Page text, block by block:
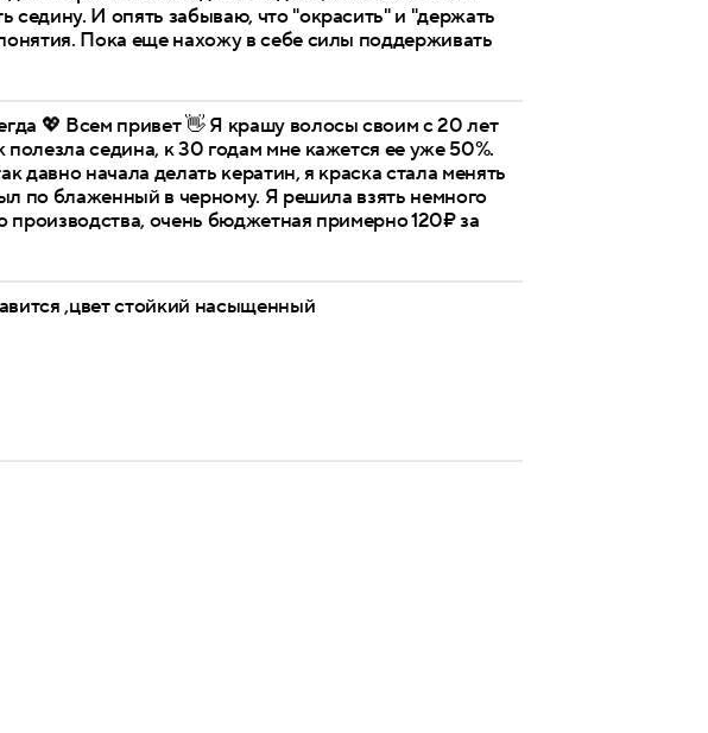
И опять забываю, что "окрасить" и "держать
Пока еще нахожу в себе силы поддерживать
💖 Всем привет 👋 Я крашу волосы своим с 20 лет
седина, к 30 годам мне кажется ее уже 50%.
давно начала делать кератин, я краска стала менять
по блаженный в черному. Я решила взять немного
производства, очень бюджетная примерно 120₽ за
,цвет стойкий насыщенный